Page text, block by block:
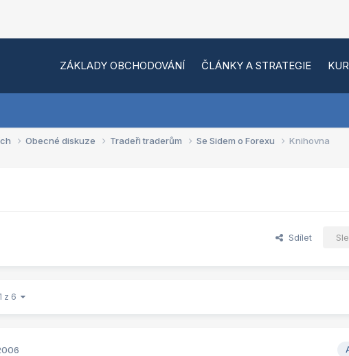
ZÁKLADY OBCHODOVÁNÍ ČLÁNKY A STRATEGIE
Obecné diskuze Tradeři traderům Se Sidem o Forexu Knihovna
Sdílet
z 6